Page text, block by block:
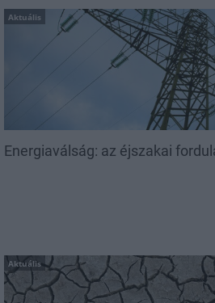
Aktuális
Energiaválság: az éjszakai
Aktuális